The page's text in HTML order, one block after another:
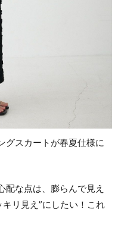
グスカートが春夏仕様に
配な点は、膨らんで見え
リ見え”にしたい！これ